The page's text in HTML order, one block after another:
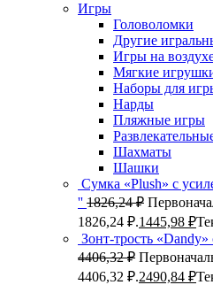
Игры
Головоломки
Другие
Игры на
Мягкие
Наборы для
Нарды
Пляжные игры
Шахматы
Шашки
Сумка «Plush» c
'' 1826,24₽
1826,24 ₽.1445,98 ₽
Зонт-трость
4406,32₽
4406,32 ₽.2490,84 ₽